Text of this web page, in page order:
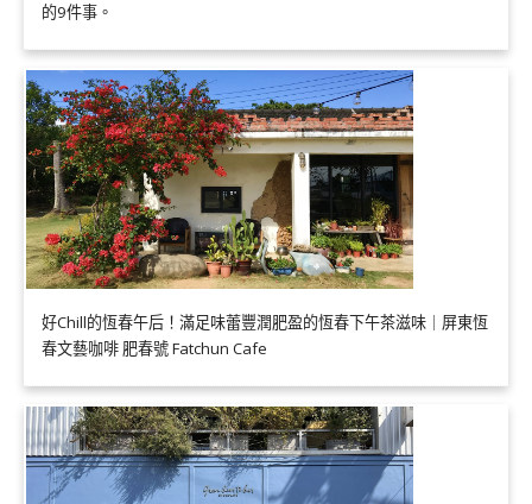
的9件事。
好Chill的恆春午后！滿足味蕾豐潤肥盈的恆春下午茶滋味｜屏東恆
春文藝咖啡 肥春號 Fatchun Cafe